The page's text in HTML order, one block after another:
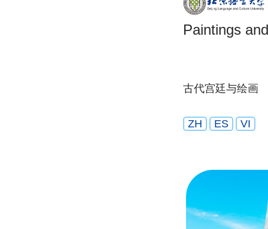
Paintings
古代宫廷与绘画
ZH ES VI